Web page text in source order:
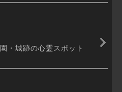
・城跡の心霊スポット